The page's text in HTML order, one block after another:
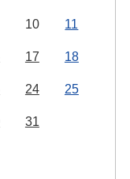
10 11
17 18
24 25
31